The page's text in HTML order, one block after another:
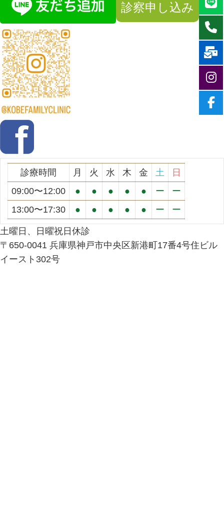
診察申し込み
診療時間 月 火 水 木 金 土
日
09:00〜12:00
● ● ● ● ● ー
ー
13:00〜17:30
● ● ● ● ● ー ー
土曜日、日曜祝日休診
〒650-0041 兵庫県神戸市中央区新港町17番4号住ビル
イースト302号